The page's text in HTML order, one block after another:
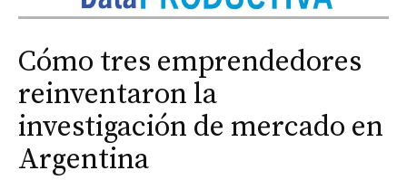
Cómo tres emprendedores
reinventaron la
investigación de mercado en
Argentina